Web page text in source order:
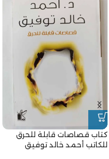
كتاب قصاصات قابلة للحرق
للكاتب أحمد خالد توفيق